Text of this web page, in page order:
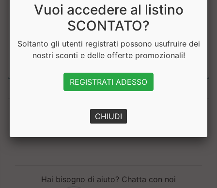
BCAA 2:1:1. Aumenta la sintesi proteica e la resistenza
muscolare, migliora il recupero. P...
a partire da € 11.69
Hai bisogno di aiuto? Chatta con noi
Vuoi accedere al listino
SCONTATO?
Soltanto gli utenti registrati possono usufruire dei
nostri sconti e delle offerte promozionali!
REGISTRATI ADESSO
CHIUDI